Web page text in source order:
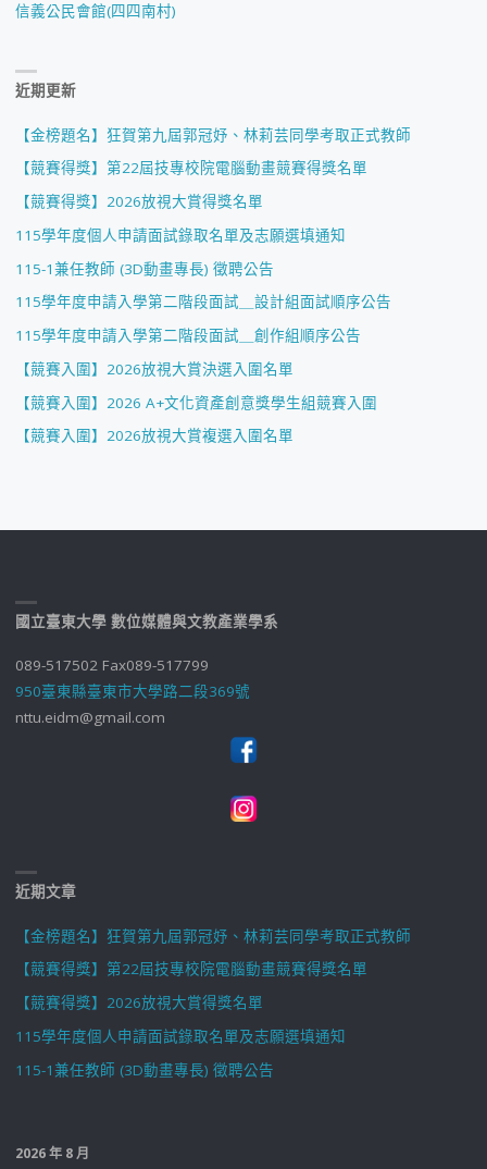
信義公民會館(四四南村)
近期更新
【金榜題名】狂賀第九屆郭冠妤、林莉芸同學考取正式教師
【競賽得獎】第22屆技專校院電腦動畫競賽得獎名單
【競賽得獎】2026放視大賞得獎名單
115學年度個人申請面試錄取名單及志願選填通知
115-1兼任教師 (3D動畫專長) 徵聘公告
115學年度申請入學第二階段面試＿設計組面試順序公告
115學年度申請入學第二階段面試＿創作組順序公告
【競賽入圍】2026放視大賞決選入圍名單
【競賽入圍】2026 A+文化資產創意獎學生組競賽入圍
【競賽入圍】2026放視大賞複選入圍名單
國立臺東大學 數位媒體與文教產業學系
089-517502 Fax089-517799
950臺東縣臺東市大學路二段369號
nttu.eidm@gmail.com
近期文章
【金榜題名】狂賀第九屆郭冠妤、林莉芸同學考取正式教師
【競賽得獎】第22屆技專校院電腦動畫競賽得獎名單
【競賽得獎】2026放視大賞得獎名單
115學年度個人申請面試錄取名單及志願選填通知
115-1兼任教師 (3D動畫專長) 徵聘公告
2026 年 8 月